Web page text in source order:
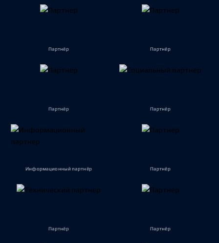
Партнёр Партнёр
Партнёр Партнёр
Информационный партнёр Партнёр
Партнёр Партнёр